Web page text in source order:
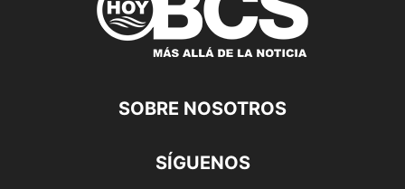
SOBRE NOSOTROS
SÍGUENOS